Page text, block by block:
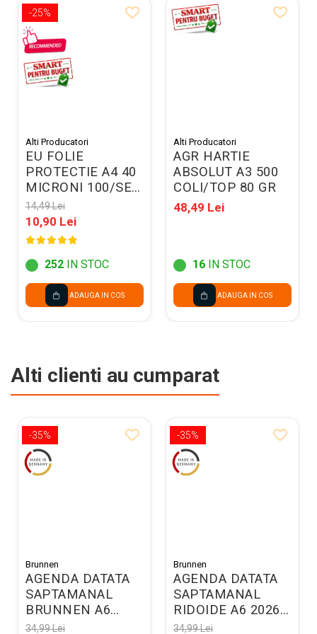
-25%
Alti Producatori
EU FOLIE
PROTECTIE A4 40
MICRONI 100/SET
20100-promo
14,49 Lei
10,90 Lei
252 IN STOC
ADAUGA IN COS
Alti Producatori
AGR HARTIE
ABSOLUT A3 500
COLI/TOP 80 GR
48,49 Lei
16 IN STOC
ADAUGA IN COS
Alti clienti au cumparat
-35%
Brunnen
AGENDA DATATA
SAPTAMANAL
BRUNNEN A6
2026 ALBASTRA
34,99 Lei
-35%
Brunnen
AGENDA DATATA
SAPTAMANAL
RIDOIDE A6 2026
SPIRA VERDE
34,99 Lei